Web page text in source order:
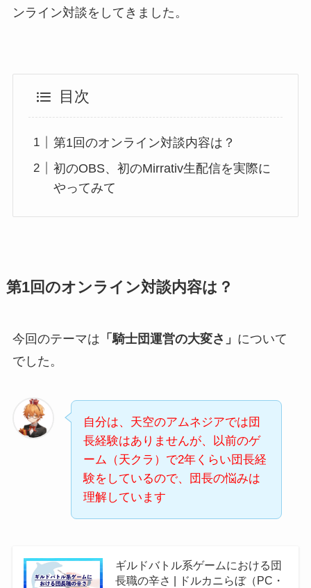
ンライン対談をしてきました。
目次
第1回のオンライン対談内容は？
初のOBS、初のMirrativ生配信を実際に
やってみて
第1回のオンライン対談内容は？
今回のテーマは 「騎士団運営の大変さ」 について
でした。
自分は、天空のアムネジアでは団
長経験はありませんが、以前のゲ
ーム（天クラ）で2年くらい団長経
験をしているので、団長の悩みは
理解しています
ギルドバトル系ゲームにおける団
長職の辛さ | ドルカニらぼ（PC・